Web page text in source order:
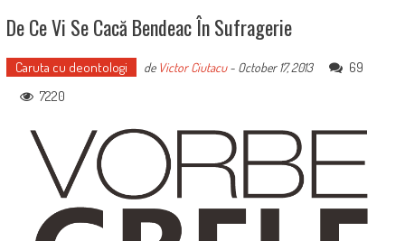
De Ce Vi Se Cacă Bendeac În Sufragerie
Caruta cu deontologi de Victor Ciutacu- October 17, 2013
69
7220